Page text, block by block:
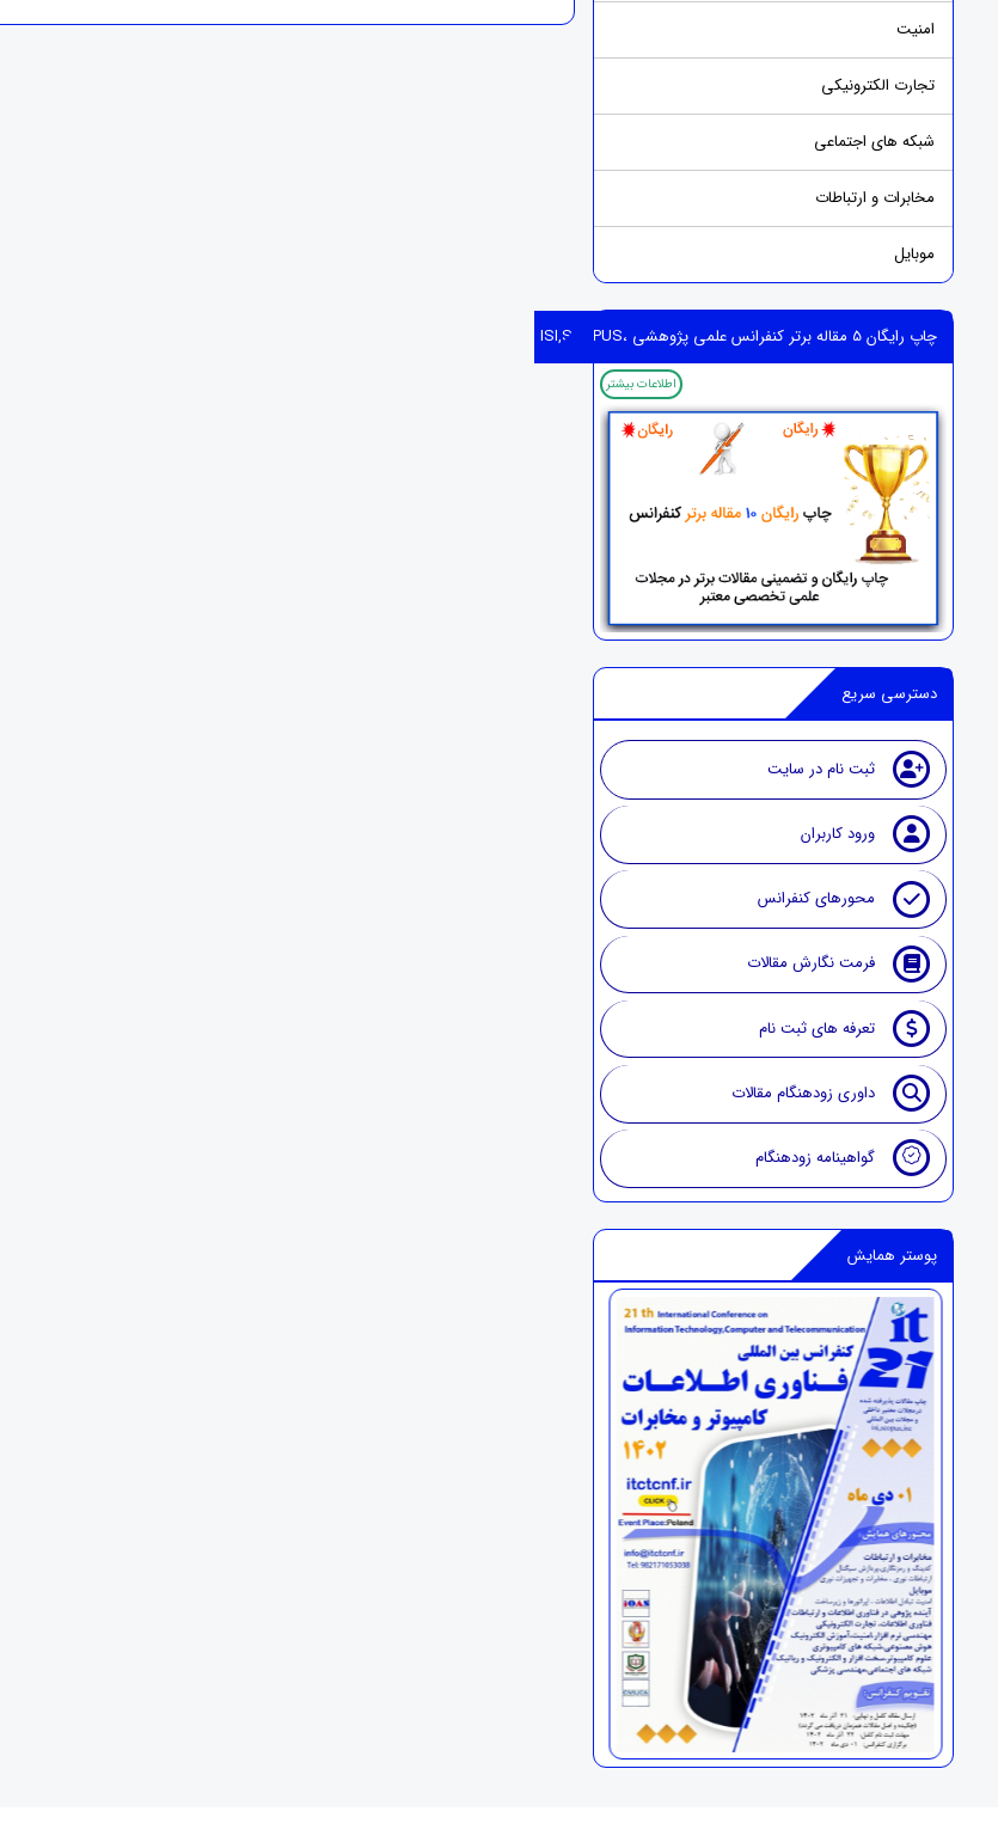
امنيت
تجارت الکترونیکی
شبکه های اجتماعی
مخابرات و ارتباطات
موبایل
چاپ رایگان 5 مقاله برتر کنفرانس علمی پژوهشی ،ISI,SCOPUS
اطلاعات بیشتر
دسترسی سریع
ثبت نام در سایت
ورود کاربران
محورهای کنفرانس
فرمت نگارش مقالات
تعرفه های ثبت نام
داوری زودهنگام مقالات
گواهینامه زودهنگام
پوستر همایش